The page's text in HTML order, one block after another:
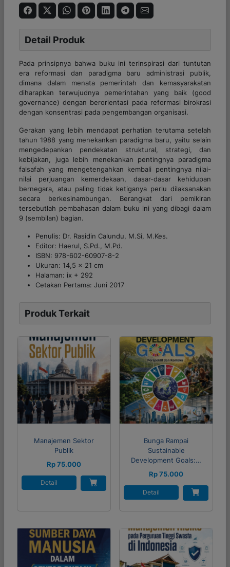
Detail Produk
Pada prinsipnya bahwa buku ini terinspirasi dari tuntutan
era reformasi dan paradigma baru administrasi publik,
dimana dalam menata pemerintah dan kemasyarakatan
diharapkan terwujudnya pemerintahan yang baik (good
governance) dengan berorientasi pada reformasi birokrasi
dengan konsentrasi pada pengembangan organisasi.
Gerakan yang lebih mendapat perhatian terutama setelah
tahun 1988 yang menekankan paradigma baru, yaitu selain
mengedepankan pendekatan struktural, strategi, dan
kebijakan, juga lebih menekankan pentingnya paradigma
falsafah yang mengetengahkan kembali pentingnya nilai-
nilai perjuangan kemerdekaan, dasar-dasar kehidupan
bernegara, atau paling tidak ketiganya perlu dilaksanakan
secara berkesinambungan. Berangkat dari pemikiran
tersebutlah pembahasan dalam buku ini yang dibagi dalam
9 (sembilan) bagian.
Penulis: Dr. Rasidin Calundu, M.Si, M.Kes.
Editor: Haerul, S.Pd., M.Pd.
ISBN: 978-602-60907-8-2
Ukuran: 14,5 x 21 cm
Halaman: ix + 292
Cetakan Pertama: Juni 2017
Produk Terkait
Manajemen Sektor
Publik
Rp 75.000
Detail
Bunga Rampai
Sustainable
Development Goals:…
Rp 75.000
Detail